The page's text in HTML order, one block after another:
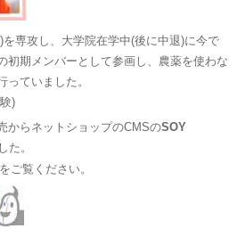
専攻し、大学院在学中(後に中退)に今で
初期メンバーとして参画し、農薬を使わな
っていました。
)
からネットショップのCMSのSOY
た。
をご覧ください。